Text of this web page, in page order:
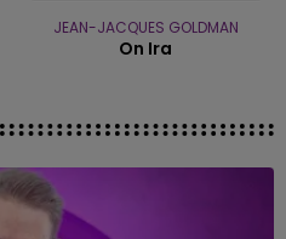
JEAN-JACQUES GOLDMAN
On Ira